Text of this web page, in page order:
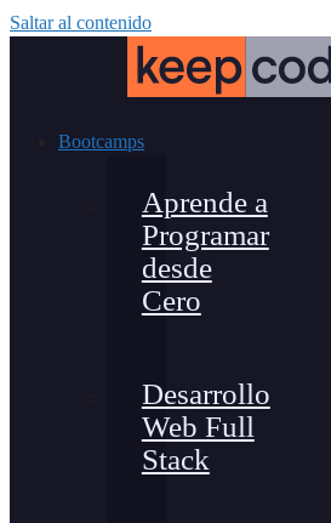
Saltar al contenido
Bootcamps
Aprende a
Programar
desde
Cero
Desarrollo
Web Full
Stack